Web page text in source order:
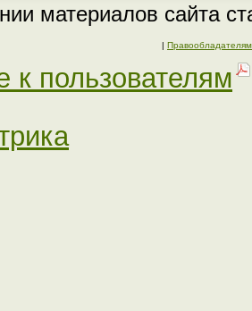
материалов сайта
| Правообладателям
пользователям